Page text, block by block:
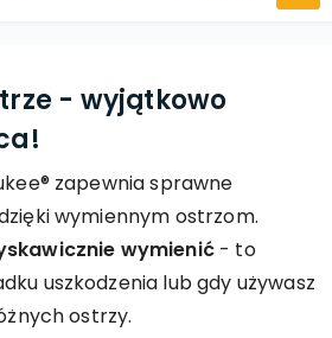
- wyjątkowo
zapewnia sprawne
wymiennym ostrzom.
wymienić- to
uszkodzenia lub gdy używasz
ostrzy.